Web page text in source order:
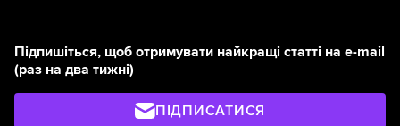
Підпишіться, щоб отримувати найкращі статті на e-mail
(раз на два тижні)
ПІДПИСАТИСЯ